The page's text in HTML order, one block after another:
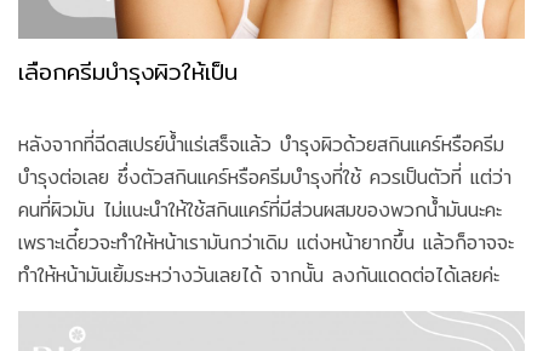
เลือกครีมบำรุงผิวให้เป็น
หลังจากที่ฉีดสเปรย์น้ำแร่เสร็จแล้ว บำรุงผิวด้วยสกินแคร์หรือครีม
บำรุงต่อเลย ซึ่งตัวสกินแคร์หรือครีมบำรุงที่ใช้ ควรเป็นตัวที่ แต่ว่า
คนที่ผิวมัน ไม่แนะนำให้ใช้สกินแคร์ที่มีส่วนผสมของพวกน้ำมันนะคะ
เพราะเดี๋ยวจะทำให้หน้าเรามันกว่าเดิม แต่งหน้ายากขึ้น แล้วก็อาจจะ
ทำให้หน้ามันเยิ้มระหว่างวันเลยได้ จากนั้น ลงกันแดดต่อได้เลยค่ะ